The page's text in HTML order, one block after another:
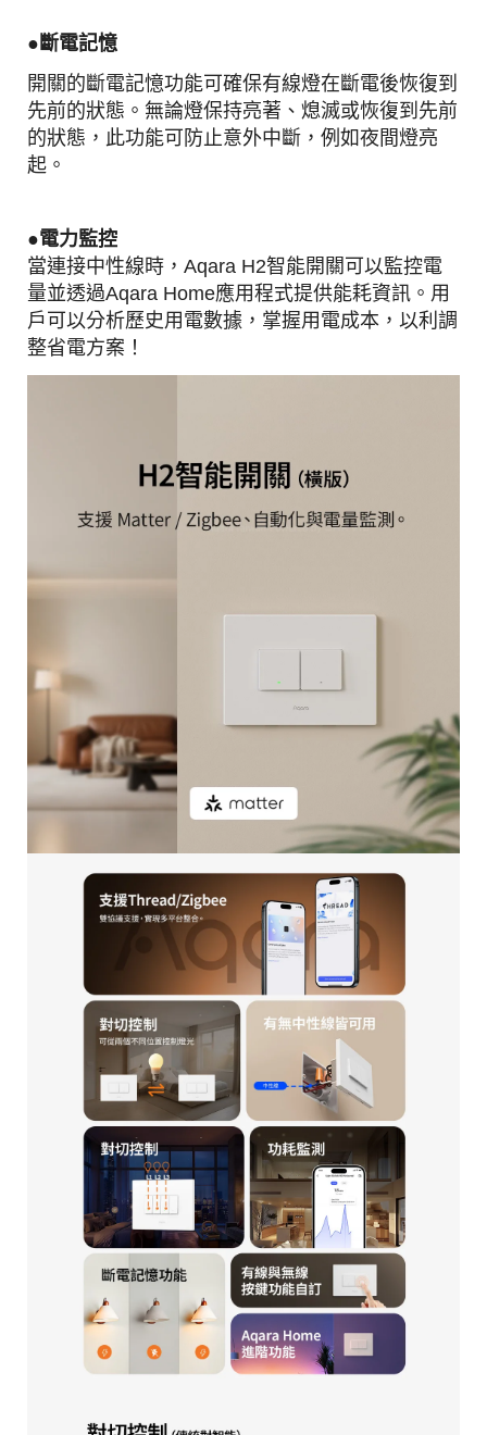
● 斷電記憶
開關的斷電記憶功能可確保有線燈在斷電後恢復到
先前的狀態。無論燈保持亮著、熄滅或恢復到先前
的狀態，此功能可防止意外中斷，例如夜間燈亮
起。
●電力監控
當連接中性線時，Aqara H2智能開關可以監控電
量並透過Aqara Home應用程式提供能耗資訊。用
戶可以分析歷史用電數據，掌握用電成本，以利調
整省電方案！